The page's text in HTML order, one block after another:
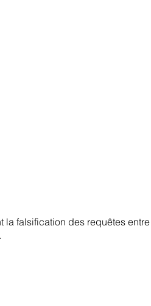
la falsification des requêtes entre